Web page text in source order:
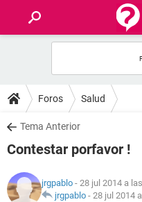
FOROS
SALUD
NUTRICIÓN
Foros Salud
Tema Anterior
Contestar porfavor !
jrgpablo - 28 jul 2014 a
jrgpablo - 28 jul 2014